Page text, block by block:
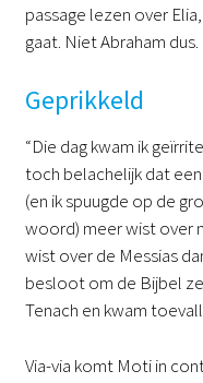
passage lezen over
gaat. Niet Abraham
Geprikkeld
“Die dag kwam ik
toch belachelijk dat
(en ik spuugde op de
woord) meer wist over
wist over de Messias
besloot om de Bijbel
Tenach en kwam
Via-via komt Moti in